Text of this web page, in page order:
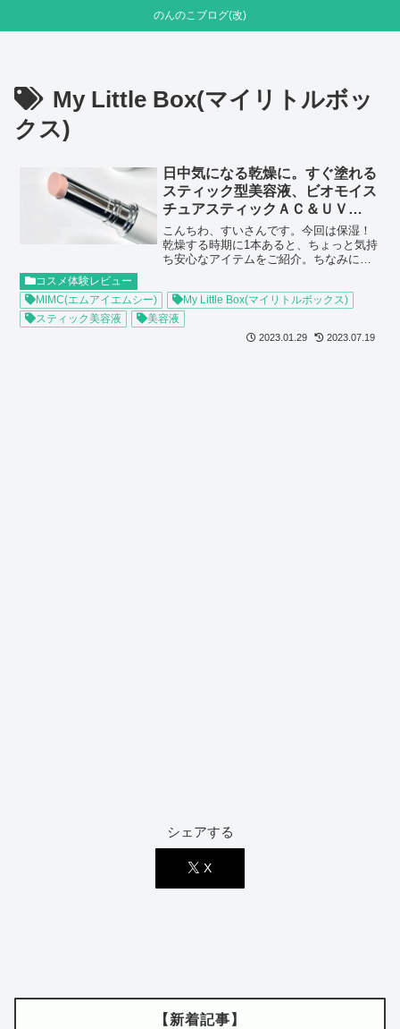
のんのこブログ(改)
My Little Box(マイリトルボッ
クス)
日中気になる乾燥に。すぐ塗れる
スティック型美容液、ビオモイス
チュアスティックＡＣ＆ＵＶ
SPF20 PA++
こんちわ、すいさんです。今回は保湿！
乾燥する時期に1本あると、ちょっと気持
ち安心なアイテムをご紹介。ちなみにこ
は、2007年から看板商品のミネラルファ
ンデーションをはじめ植物や天然鉱石と
いった自然由来のものを素材にしたナチ
ュラルオーガニック製品を展開している
2023.01.29 2023.07.19
コスメ体験レビュー
MIMC(エムアイエムシー)
My Little Box(マイリトルボックス)
スティック美容液
美容液
シェアする
X
【新着記事】